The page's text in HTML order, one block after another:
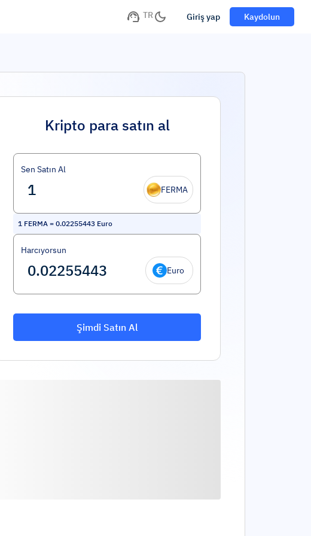
TR Giriş yap Kaydolun
Kripto para satın al
Sen Satın Al
FERMA
1 FERMA = 0.02255443 Euro
Harcıyorsun
Euro
Şimdi Satın Al